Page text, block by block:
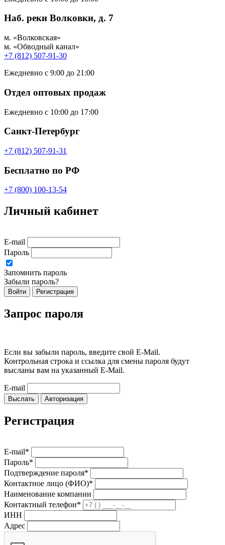
Наб. реки Волковки, д. 7
м. «Волковская»
м. «Обводный канал»
+7 (812) 507-91-30
Ежедневно с 9:00 до 21:00
Отдел оптовых продаж
Ежедневно с 10:00 до 17:00
Санкт-Петербург
+7 (812) 507-91-31
Бесплатно по РФ
+7 (800) 100-13-54
Личный кабинет
E-mail
Пароль
Запомнить пароль
Забыли пароль?
Войти Регистрация
Запрос пароля
Если вы забыли пароль, введите свой E-Mail.
Контрольная строка и ссылка для смены пароля будут
высланы вам на указанный E-Mail.
E-mail
Выслать Авторизация
Регистрация
E-mail*
Пароль*
Подтверждение пароля*
Контактное лицо (ФИО)*
Наименование компании
Контактный телефон*
ИНН
Адрес